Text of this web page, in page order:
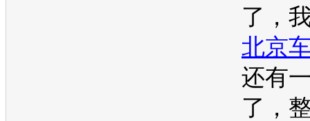
了，
北京
还有
了，